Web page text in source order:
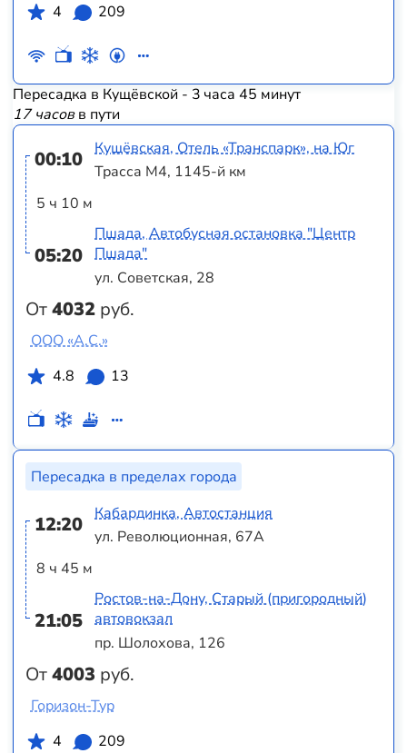
4
209
Пересадка в Кущёвской - 3 часа 45 минут
17 часовв пути
00:10
5 ч 10 м
05:20
От4032 руб.
Кущёвская, Отель «Транспарк», на Юг
Трасса М4, 1145-й км
Пшада, Автобусная остановка "Центр
Пшада"
ул. Советская, 28
ООО «А.С.»
4.8
13
Пересадка в пределах города
12:20
8 ч 45 м
21:05
От4003 руб.
Кабардинка, Автостанция
ул. Революционная, 67А
Ростов-на-Дону, Старый (пригородный)
автовокзал
пр. Шолохова, 126
Горизон-Тур
4
209